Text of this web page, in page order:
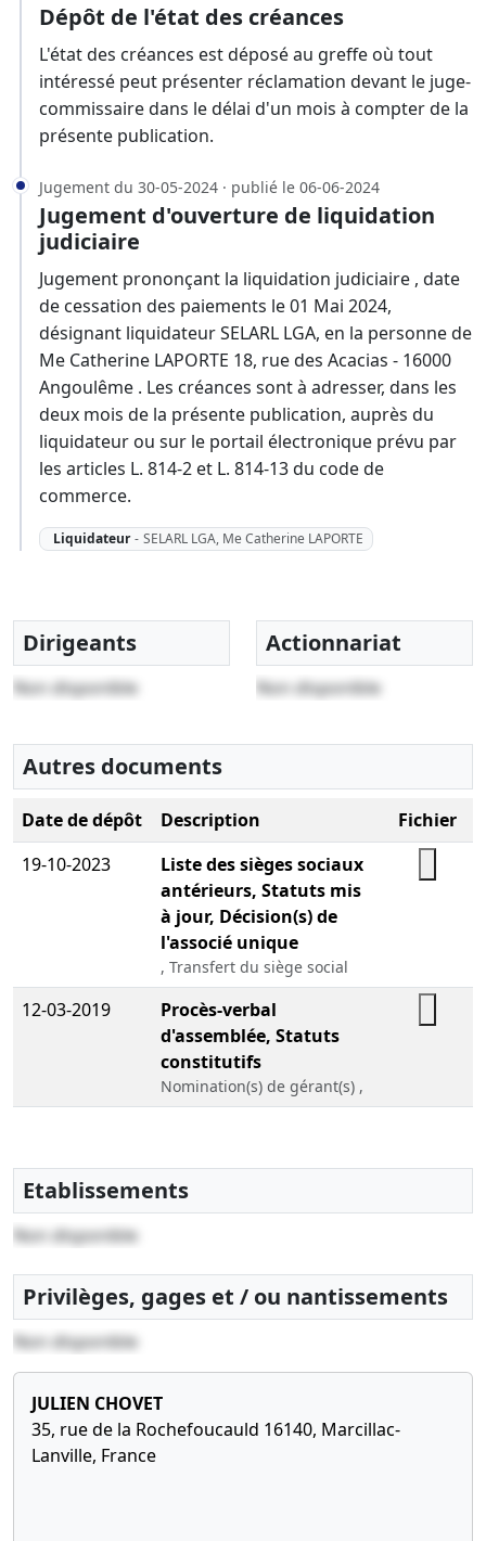
Dépôt de l'état des créances
L'état des créances est déposé au greffe où tout
intéressé peut présenter réclamation devant le juge-
commissaire dans le délai d'un mois à compter de la
présente publication.
Jugement du 30-05-2024 · publié le 06-06-2024
Jugement d'ouverture de liquidation
judiciaire
Jugement prononçant la liquidation judiciaire , date
de cessation des paiements le 01 Mai 2024,
désignant liquidateur SELARL LGA, en la personne de
Me Catherine LAPORTE 18, rue des Acacias - 16000
Angoulême . Les créances sont à adresser, dans les
deux mois de la présente publication, auprès du
liquidateur ou sur le portail électronique prévu par
les articles L. 814-2 et L. 814-13 du code de
commerce.
Liquidateur - SELARL LGA, Me Catherine LAPORTE
Dirigeants
Non disponible
Actionnariat
Non disponible
Autres documents
Date de dépôt Description
Fichier
19-10-2023
Liste des sièges sociaux
antérieurs, Statuts mis
à jour, Décision(s) de
l'associé unique
, Transfert du siège social
12-03-2019
Procès-verbal
d'assemblée, Statuts
constitutifs
Nomination(s) de gérant(s) ,
Etablissements
Non disponible
Privilèges, gages et / ou nantissements
Non disponible
JULIEN CHOVET
35, rue de la Rochefoucauld 16140, Marcillac-
Lanville, France